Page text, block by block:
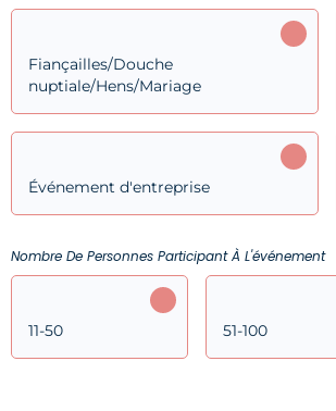
Fiançailles/Douche
nuptiale/Hens/Mariage
Événement d'entreprise
Nombre De Personnes Participant À L'événement
11-50 51-100